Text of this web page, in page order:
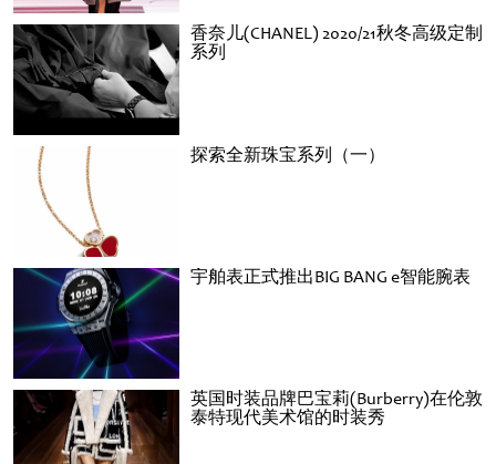
香奈儿(CHANEL) 2020/21秋冬高级定制
系列
探索全新珠宝系列（一）
宇舶表正式推出BIG BANG e智能腕表
英国时装品牌巴宝莉(Burberry)在伦敦
泰特现代美术馆的时装秀